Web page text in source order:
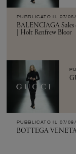
PUBBLICATO IL 07/
BALENCIAGA Sales
| Holt Renfrew Bloor
PUBBLICATO IL 07/
BOTTEGA